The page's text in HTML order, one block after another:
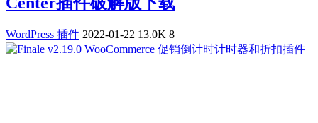
WordPress 插件 2022-01-22 13.0K 8